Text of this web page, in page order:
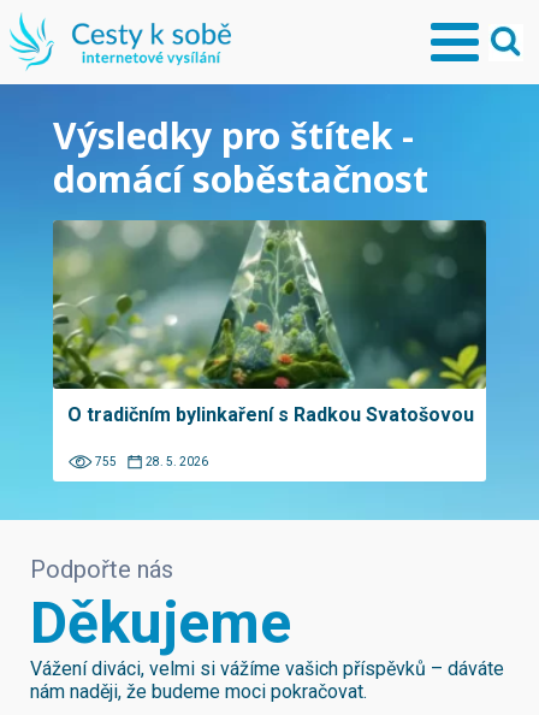
Výsledky pro štítek -
domácí soběstačnost
O tradičním bylinkaření s Radkou Svatošovou
755 28. 5. 2026
Podpořte nás
Děkujeme
Vážení diváci, velmi si vážíme vašich příspěvků – dáváte
nám naději, že budeme moci pokračovat.